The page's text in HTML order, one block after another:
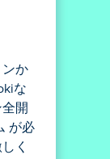
ンか
な
開
が必
く